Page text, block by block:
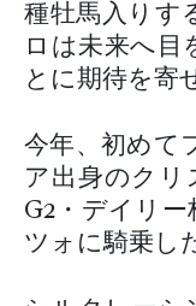
種牡馬入りす
ロは未来へ目
とに期待を寄
今年、初めて
ア出身のクリ
G2・デイリ
ツォに騎乗し